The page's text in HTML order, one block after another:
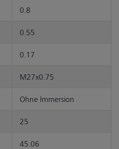
0.8
0.55
0.17
M27x0.75
Ohne Immersion
25
45.06